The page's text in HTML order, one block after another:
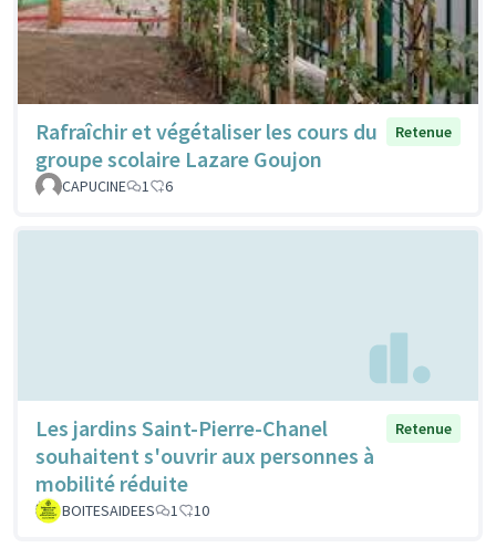
Rafraîchir et végétaliser les cours du
groupe scolaire Lazare Goujon
Retenue
CAPUCINE 1 6
Les jardins Saint-Pierre-Chanel
souhaitent s'ouvrir aux personnes à
mobilité réduite
Retenue
BOITESAIDEES 1 10